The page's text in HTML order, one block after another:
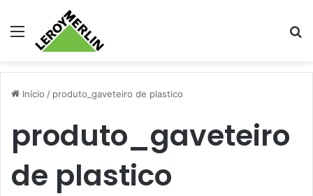
Menu
Início / produto_gaveteiro de plastico
produto_gaveteiro
de plastico